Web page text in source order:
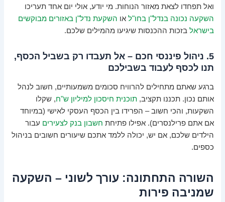
ואל תפחדו לצאת מאזור הנוחות. מי יודע, אולי יום אחד תעריכו
השקעה נכונה בנדל"ן בחו"ל או השקעת נדל"ן באזורים מבוקשים
בישראל בזכות ההכנסות שיגיעו מהמילים שלכם.
5. ניהול פיננסי חכם – אל תעבדו רק בשביל הכסף,
תנו לכסף לעבוד בשבילכם
ברגע שאתם מתחילים להרוויח סכומים משמעותיים, חשוב לנהל
אותם נכון. תכננו תקציב,תוכנית חיסכון למיליון ש"ח, שקלו
השקעות, והכי חשוב – הפרידו בין הכסף העסקי לאישי (במיוחד
אם אתם פרילנסרים). אפילו פתיחת חשבון בנק לצעירים עבור
הילדים שלכם, אם יש, יכולה ללמד אתכם שיעורים חשובים בניהול
כספים.
השורה התחתונה: עורך לשוני – השקעה
שמניבה פירות